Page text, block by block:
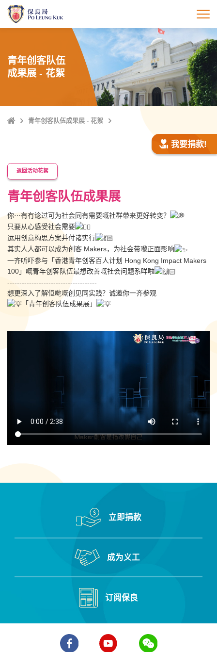
打
青年创客队伍
成果展 - 花絮
Home青年创客队伍成果展 - 花絮
我要捐款!
返回活动花絮
青年创客队伍成果展
你⋯有冇谂过可为社会同有需要嘅社群带来更好转变？
只要从心感受社会需要
运用创意构思方案并付诸实行
其实人人都可以成为创客 Makers，为社会带嚟正面影响
一齐听吓参与「香港青年创客百人计划 Hong Kong Impact Makers
100」嘅青年创客队伍最想改善嘅社会问题系咩啦
-------------------------------------
想更深入了解佢哋嘅创见同实践？诚邀你一齐参观
「青年创客队伍成果展」
立即捐款
成为义工
订阅保良